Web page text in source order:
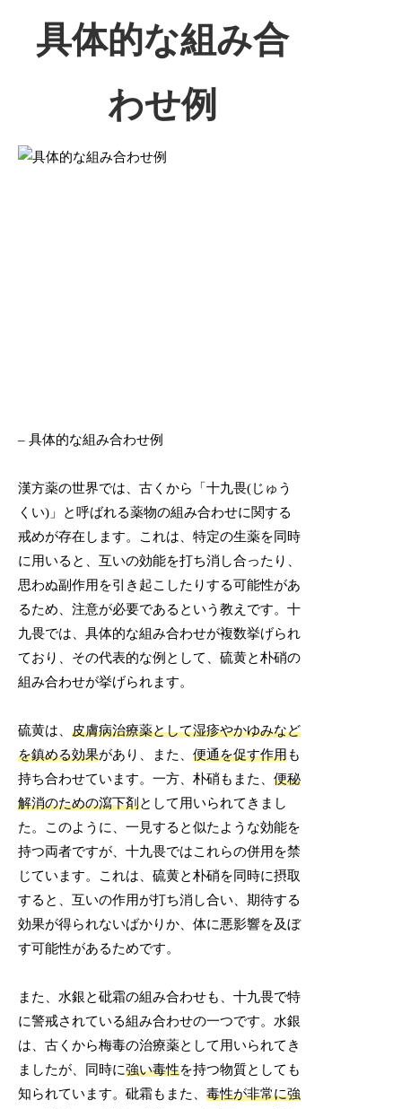
具体的な組み合
わせ例
– 具体的な組み合わせ例
漢方薬の世界では、古くから「十九畏(じゅう
くい)」と呼ばれる薬物の組み合わせに関する
戒めが存在します。これは、特定の生薬を同時
に用いると、互いの効能を打ち消し合ったり、
思わぬ副作用を引き起こしたりする可能性があ
るため、注意が必要であるという教えです。十
九畏では、具体的な組み合わせが複数挙げられ
ており、その代表的な例として、硫黄と朴硝の
組み合わせが挙げられます。
硫黄は、皮膚病治療薬として湿疹やかゆみなど
を鎮める効果があり、また、便通を促す作用も
持ち合わせています。一方、朴硝もまた、便秘
解消のための瀉下剤として用いられてきまし
た。このように、一見すると似たような効能を
持つ両者ですが、十九畏ではこれらの併用を禁
じています。これは、硫黄と朴硝を同時に摂取
すると、互いの作用が打ち消し合い、期待する
効果が得られないばかりか、体に悪影響を及ぼ
す可能性があるためです。
また、水銀と砒霜の組み合わせも、十九畏で特
に警戒されている組み合わせの一つです。水銀
は、古くから梅毒の治療薬として用いられてき
ましたが、同時に強い毒性を持つ物質としても
知られています。砒霜もまた、毒性が非常に強